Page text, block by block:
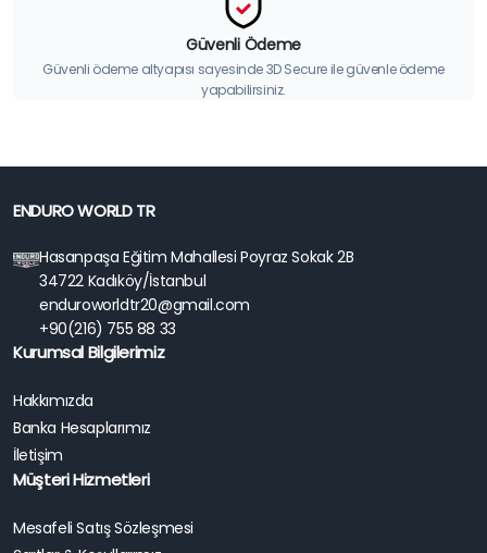
Güvenli Ödeme
Güvenli ödeme altyapısı sayesinde 3D Secure ile güvenle ödeme
yapabilirsiniz.
ENDURO WORLD TR
Hasanpaşa Eğitim Mahallesi Poyraz Sokak 2B
34722 Kadıköy/İstanbul
enduroworldtr20@gmail.com
+90(216) 755 88 33
Kurumsal Bilgilerimiz
Hakkımızda
Banka Hesaplarımız
İletişim
Müşteri Hizmetleri
Mesafeli Satış Sözleşmesi